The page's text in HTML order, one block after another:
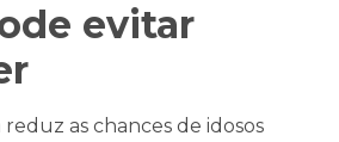
evitar
as chances de idosos